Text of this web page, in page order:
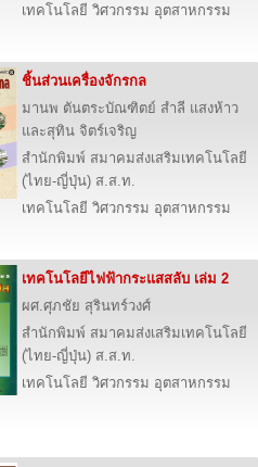
เทคโนโลยี วิศวกรรม อุตสาหกรรม
ชิ้นส่วนเครื่องจักรกล
มานพ ตันตระบัณฑิตย์ สำลี แสงห้าว
และสุทิน จิตร์เจริญ
สำนักพิมพ์ สมาคมส่งเสริมเทคโนโลยี
(ไทย-ญี่ปุ่น) ส.ส.ท.
เทคโนโลยี วิศวกรรม อุตสาหกรรม
เทคโนโลยีไฟฟ้ากระแสสลับ เล่ม 2
ผศ.ศุภชัย สุรินทร์วงศ์
สำนักพิมพ์ สมาคมส่งเสริมเทคโนโลยี
(ไทย-ญี่ปุ่น) ส.ส.ท.
เทคโนโลยี วิศวกรรม อุตสาหกรรม